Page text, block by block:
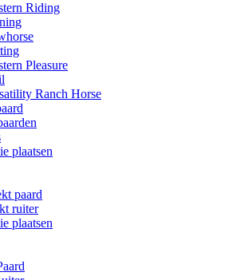
Riding
Pleasure
Ranch Horse
plaatsen
paard
ruiter
plaatsen